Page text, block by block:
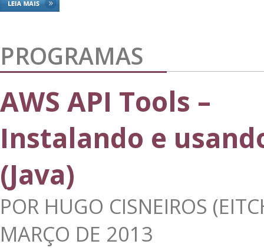
PROGRAMAS
AWS API Tools –
Instalando e
(Java)
POR HUGO CISNEIROS
MARÇO DE 2013